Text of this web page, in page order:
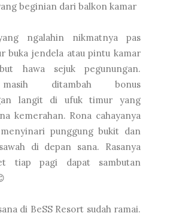
beginian dari balkon kamar
ngalahin nikmatnya pas
buka jendela atau pintu kamar
hawa sejuk pegunungan.
ditambah bonus
langit di ufuk timur yang
kemerahan. Rona cahayanya
punggung bukit dan
di depan sana. Rasanya
tiap pagi dapat sambutan
di BeSS Resort sudah ramai.